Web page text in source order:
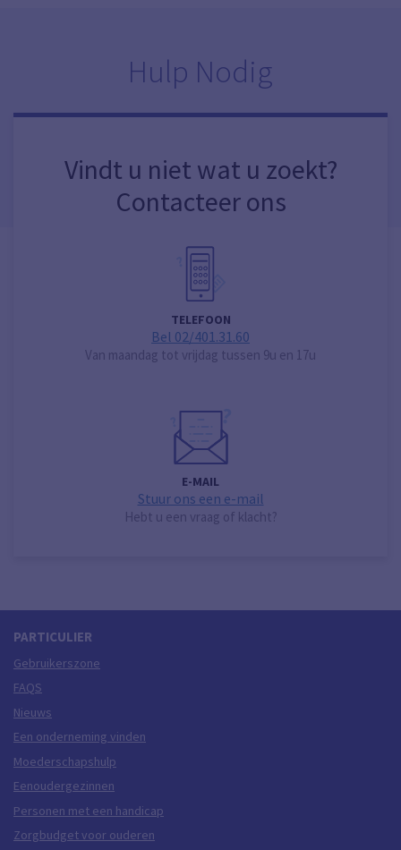
Hulp Nodig
Vindt u niet wat u zoekt?
Contacteer ons
TELEFOON
Bel 02/401.31.60
Van maandag tot vrijdag tussen 9u en 17u
E-MAIL
Stuur ons een e-mail
Hebt u een vraag of klacht?
PARTICULIER
Gebruikerszone
FAQS
Nieuws
Een onderneming vinden
Moederschapshulp
Eenoudergezinnen
Personen met een handicap
Zorgbudget voor ouderen